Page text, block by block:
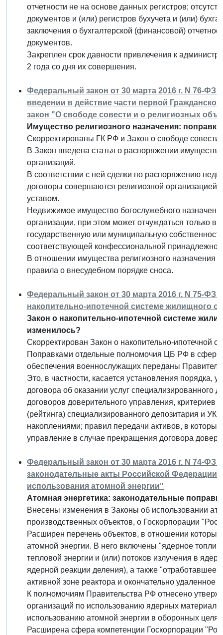
отчетности не на основе данных регистров;
документов и (или) регистров бухучета и (или)
заключения о бухгалтерской (финансовой)
документов.
Закреплен срок давности привлечения к
2 года со дня их совершения.
Федеральный закон от 30 марта 2016 г. N 76-
введении в действие части первой
закон "О свободе совести и о религиозных
Имущество религиозного назначения: поправки
Скорректированы ГК РФ и Закон о свободе совести
В Закон введена статья о распоряжении
организаций.
В соответствии с ней сделки по распоряжению
договоры совершаются религиозной организацией
уставом.
Недвижимое имущество богослужебного
организации, при этом может отчуждаться только
государственную или муниципальную
соответствующей конфессиональной
В отношении имущества религиозного
правила о внесудебном порядке сноса.
Федеральный закон от 30 марта 2016 г. N 75-
накопительно-ипотечной системе жилищного
Закон о накопительно-ипотечной системе
изменилось?
Скорректирован Закон о накопительно-ипотечной
Поправками отдельные полномочия ЦБ РФ в
обеспечения военнослужащих переданы
Это, в частности, касается установления порядка,
договора об оказании услуг
договоров доверительного управления,
(рейтинга) специализированного депозитария и
накоплениями; правил передачи активов, в
управление в случае прекращения договора
Федеральный закон от 30 марта 2016 г. N 74-
законодательные акты Российской Федерации
использования атомной энергии"
Атомная энергетика: законодательные
Внесены изменения в Законы об использовании
производственных объектов, о Госкорпорации
Расширен перечень объектов, в отношении
атомной энергии. В него включены "ядерное
тепловой энергии и (или) потоков излучения в
ядерной реакции деления), а также "отработавшее
активной зоне реактора и окончательно удаленное
К полномочиям Правительства РФ отнесено
организаций по использованию ядерных
использованию атомной энергии в оборонных
Расширена сфера компетенции Госкорпорации